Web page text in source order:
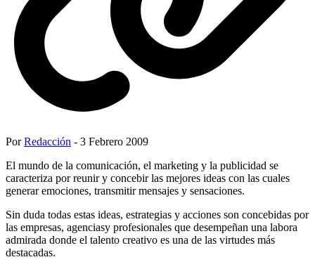
PorRedacción - 3 Febrero 2009
El mundo de la comunicación, el marketing y la publicidad se
caracteriza por reunir y concebir las mejores ideas con las cuales
generar emociones, transmitir mensajes y sensaciones.
Sin duda todas estas ideas, estrategias y acciones son concebidas por
las empresas, agenciasy profesionales que desempeñan una labora
admirada donde el talento creativo es una de las virtudes más
destacadas.